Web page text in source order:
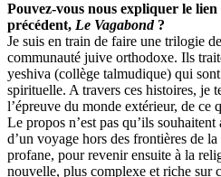
Pouvez-vous nous expliquer le lien
précédent, Le Vagabond?
Je suis en train de faire une trilogie
communauté juive orthodoxe. Ils
yeshiva (collège talmudique) qui
spirituelle. A travers ces histoires, je
lʼépreuve du monde extérieur, de ce
Le propos nʼest pas quʼils
dʼun voyage hors des frontières de
profane, pour revenir ensuite à la
nouvelle, plus complexe et riche sur